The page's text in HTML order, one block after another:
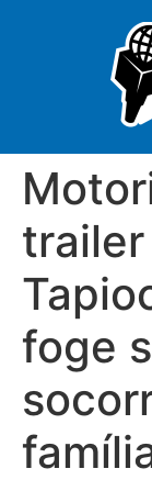
trailer
foge